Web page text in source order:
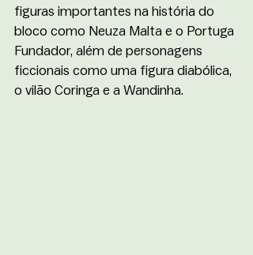
figuras importantes na história do
bloco como Neuza Malta e o Portuga
Fundador, além de personagens
ficcionais como uma figura diabólica,
o vilão Coringa e a Wandinha.